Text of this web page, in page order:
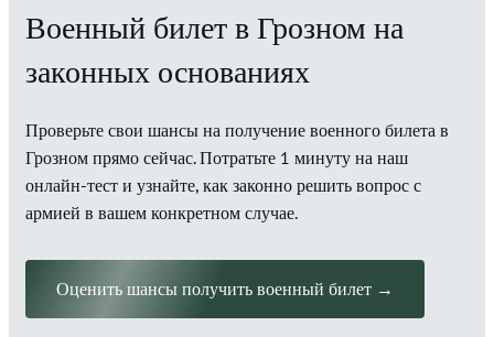
Военный билет в Грозном на
законных основаниях
Проверьте свои шансы на получение военного билета в
Грозном прямо сейчас. Потратьте 1 минуту на наш
онлайн-тест и узнайте, как законно решить вопрос с
армией в вашем конкретном случае.
Оценить шансы получить военный билет →